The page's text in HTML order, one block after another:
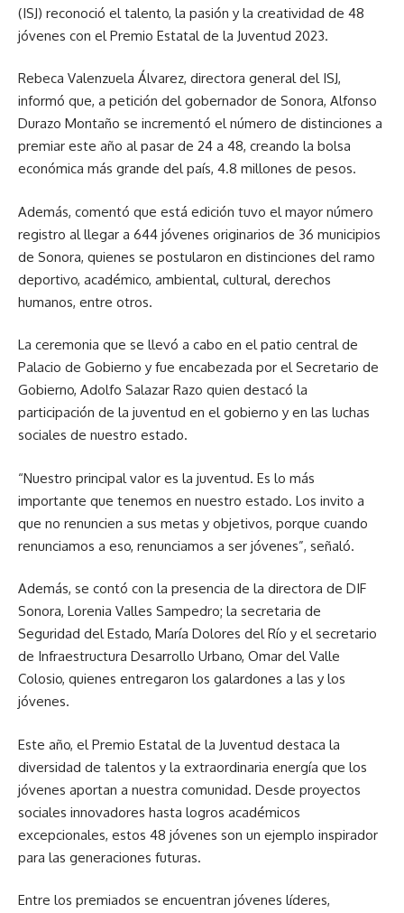
(ISJ) reconoció el talento, la pasión y la creatividad de 48
jóvenes con el Premio Estatal de la Juventud 2023.
Rebeca Valenzuela Álvarez, directora general del ISJ,
informó que, a petición del gobernador de Sonora, Alfonso
Durazo Montaño se incrementó el número de distinciones a
premiar este año al pasar de 24 a 48, creando la bolsa
económica más grande del país, 4.8 millones de pesos.
Además, comentó que está edición tuvo el mayor número
registro al llegar a 644 jóvenes originarios de 36 municipios
de Sonora, quienes se postularon en distinciones del ramo
deportivo, académico, ambiental, cultural, derechos
humanos, entre otros.
La ceremonia que se llevó a cabo en el patio central de
Palacio de Gobierno y fue encabezada por el Secretario de
Gobierno, Adolfo Salazar Razo quien destacó la
participación de la juventud en el gobierno y en las luchas
sociales de nuestro estado.
“Nuestro principal valor es la juventud. Es lo más
importante que tenemos en nuestro estado. Los invito a
que no renuncien a sus metas y objetivos, porque cuando
renunciamos a eso, renunciamos a ser jóvenes”, señaló.
Además, se contó con la presencia de la directora de DIF
Sonora, Lorenia Valles Sampedro; la secretaria de
Seguridad del Estado, María Dolores del Río y el secretario
de Infraestructura Desarrollo Urbano, Omar del Valle
Colosio, quienes entregaron los galardones a las y los
jóvenes.
Este año, el Premio Estatal de la Juventud destaca la
diversidad de talentos y la extraordinaria energía que los
jóvenes aportan a nuestra comunidad. Desde proyectos
sociales innovadores hasta logros académicos
excepcionales, estos 48 jóvenes son un ejemplo inspirador
para las generaciones futuras.
Entre los premiados se encuentran jóvenes líderes,